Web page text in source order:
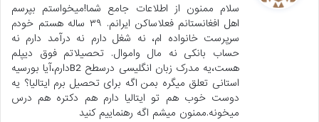
:
سلام ممنون از اطلاعات جامع شما!میخواستم بپرسم
اهل افغانستانم فعلاساکن ایرانم. ۳۹ ساله هستم خودم
سرپرست خانواده ام، نه شغل دارم نه درآمد دارم نه
حساب بانکی نه مال واموال. تحصیلاتم فوق دیپلم
هست،یه مدرک زبان انگلیسی درسطح B2دارم،آیا بورسیه
استانی تعلق میگره بمن اگه برای تحصیل برم ایتالیا؟ یه
دوست خوب هم تو ایتالیا دارم هم دکتره هم درس
میخونه.ممنون میشم اگه رهنماییم کنید